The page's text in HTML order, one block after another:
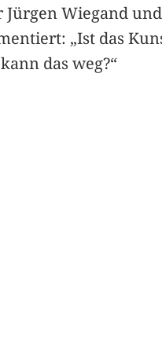
Jürgen Wiegand und
„Ist das
das weg?“